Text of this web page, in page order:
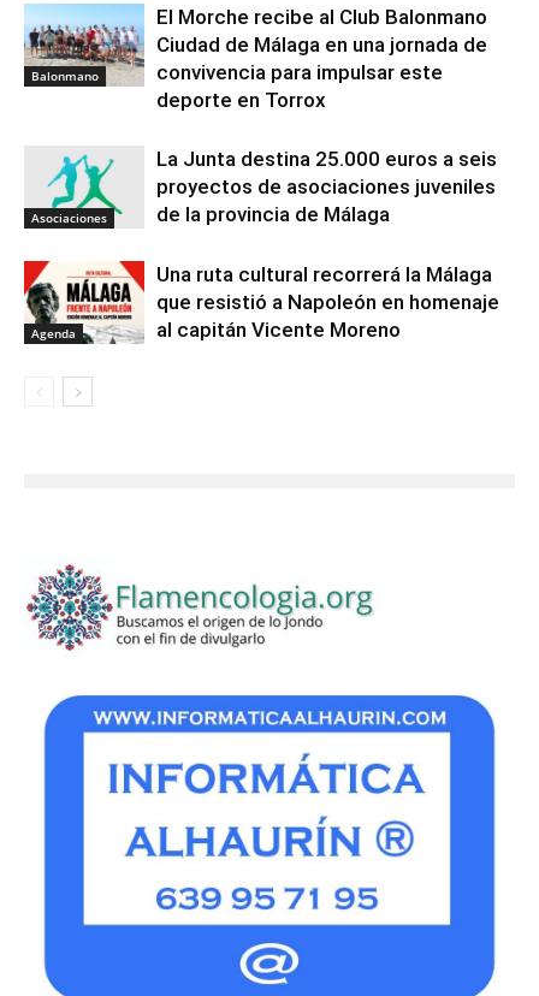
Balonmano
El Morche recibe al Club Balonmano
Ciudad de Málaga en una jornada de
convivencia para impulsar este
deporte en Torrox
Asociaciones
La Junta destina 25.000 euros a seis
proyectos de asociaciones juveniles
de la provincia de Málaga
Agenda
Una ruta cultural recorrerá la Málaga
que resistió a Napoleón en homenaje
al capitán Vicente Moreno